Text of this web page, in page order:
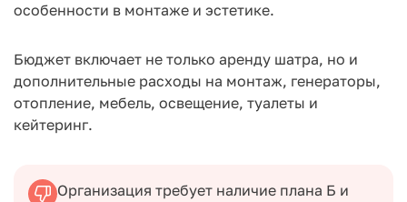
особенности в монтаже и эстетике.
Бюджет включает не только аренду шатра, но и
дополнительные расходы на монтаж, генераторы,
отопление, мебель, освещение, туалеты и
кейтеринг.
Организация требует наличие плана Б и